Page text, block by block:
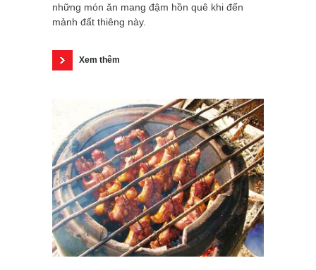
những món ăn mang đậm hồn quê khi đến
mảnh đất thiêng này.
Xem thêm